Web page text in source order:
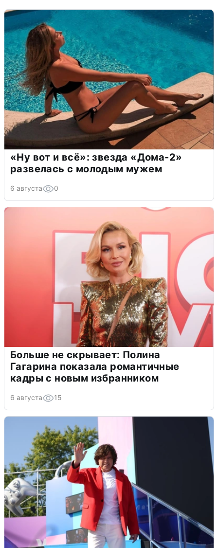
«Ну вот и всё»: звезда «Дома-2»
развелась с молодым мужем
6 августа 0
Больше не скрывает: Полина
Гагарина показала романтичные
кадры с новым избранником
6 августа 15